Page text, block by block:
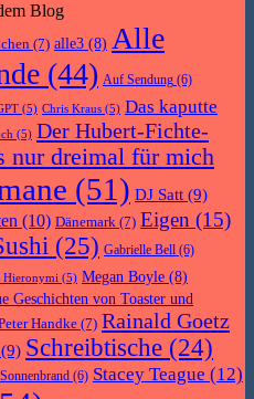
Blog
(7) alle3 (8) Alle
(44) Auf Sendung (6)
(5) Chris Kraus (5) Das kaputte
(5) Der Hubert-Fichte-
nur dreimal für mich
(51) DJ Satt (9)
(10) Dänemark (7) Eigen (15)
(25) Gabrielle Bell (6)
Hieronymi (5) Megan Boyle (8)
Geschichten von Toaster und
Handke(7) Rainald Goetz
(9) Schreibtische (24)
Sonnenbrand (6) Stacey Teague (12)